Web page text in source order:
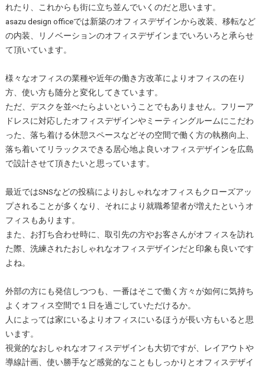
れたり、これからも街に立ち並んでいくのだと思います。
asazu design officeでは新築のオフィスデザインから改装、移転など
の内装、リノベーションのオフィスデザインまでいろいろと承らせ
て頂いています。
様々なオフィスの業種や近年の働き方改革によりオフィスの在り
方、使い方も随分と変化してきています。
ただ、デスクを並べたらよいということでもありません。フリーア
ドレスに対応したオフィスデザインやミーティングルームにこだわ
った、落ち着ける休憩スペースなどその空間で働く方の執務向上、
落ち着いてリラックスできる居心地よ良いオフィスデザインを広島
で設計させて頂きたいと思っています。
最近ではSNSなどの投稿によりおしゃれなオフィスもクローズアッ
プされることが多くなり、それにより就職希望者が増えたというオ
フィスもあります。
また、お打ち合わせ時に、取引先の方やお客さんがオフィスを訪れ
た際、洗練されたおしゃれなオフィスデザインだと印象も良いです
よね。
外部の方にも発信しつつも、一番はそこで働く方々が如何に気持ち
よくオフィス空間で１日を過ごしていただけるか。
人によっては家にいるよりオフィスにいるほうが長い方もいると思
います。
視覚的なおしゃれなオフィスデザインも大切ですが、レイアウトや
導線計画、使い勝手など感覚的なこともしっかりとオフィスデザイ